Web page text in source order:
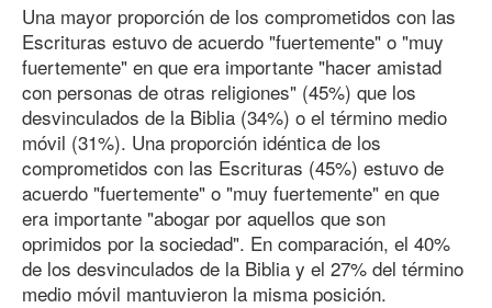
Una mayor proporción de los comprometidos con las
Escrituras estuvo de acuerdo "fuertemente" o "muy
fuertemente" en que era importante "hacer amistad
con personas de otras religiones" (45%) que los
desvinculados de la Biblia (34%) o el término medio
móvil (31%). Una proporción idéntica de los
comprometidos con las Escrituras (45%) estuvo de
acuerdo "fuertemente" o "muy fuertemente" en que
era importante "abogar por aquellos que son
oprimidos por la sociedad". En comparación, el 40%
de los desvinculados de la Biblia y el 27% del término
medio móvil mantuvieron la misma posición.